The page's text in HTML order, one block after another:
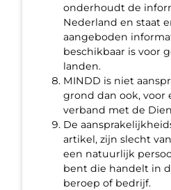
onderhoudt de
Nederland en staat
aangeboden
beschikbaar is voor
landen.
MINDD is niet
grond dan ook, voor
verband met de
De
artikel, zijn slecht
een natuurlijk
bent die handelt in
beroep of bedrijf.